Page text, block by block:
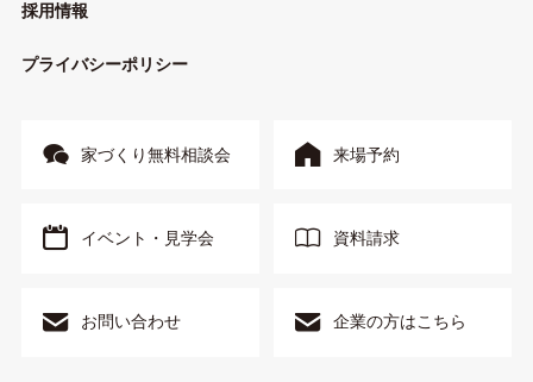
採用情報
プライバシーポリシー
家づくり無料相談会 来場予約
イベント・見学会 資料請求
お問い合わせ 企業の方はこちら